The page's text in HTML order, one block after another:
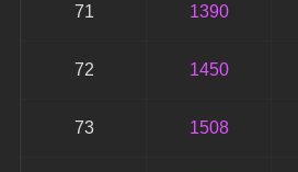
71 1390
72 1450
73 1508